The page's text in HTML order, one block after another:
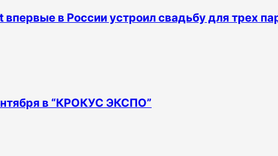
в России устроил свадьбу для трех
в “КРОКУС ЭКСПО”